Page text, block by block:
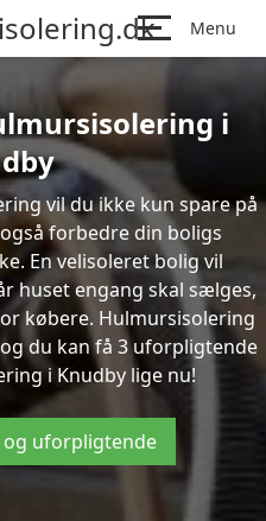
Menu
i
vil du ikke kun spare på
forbedre din boligs
En velisoleret bolig vil
huset engang skal sælges,
købere. Hulmursisolering
du kan få 3 uforpligtende
i Knudby lige nu!
og uforpligtende